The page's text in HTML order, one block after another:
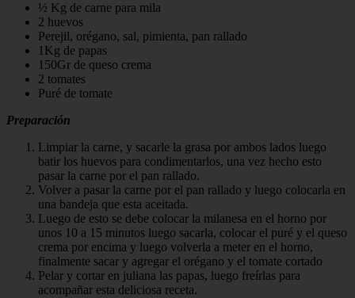
½ Kg de carne para mila
2 huevos
Perejil, orégano, sal, pimienta, pan rallado
1Kg de papas
150Gr de queso crema
2 tomates
Puré de tomate
Preparación
Limpiar la carne, y sacarle la grasa por ambos lados luego
batir los huevos para condimentarlos, una vez hecho esto
pasar la carne por el pan rallado.
Volver a pasar la carne por el pan rallado y luego colocarla en
una bandeja que esta aceitada.
Luego de esto se debe colocar la milanesa en el horno por
unos 10 a 15 minutos luego sacarla, colocar el puré y el queso
crema por encima y luego volverla a meter en el horno,
finalmente sacar y agregar el orégano y el tomate cortado
Pelar y cortar en juliana las papas, luego freírlas para
acompañar esta deliciosa receta.